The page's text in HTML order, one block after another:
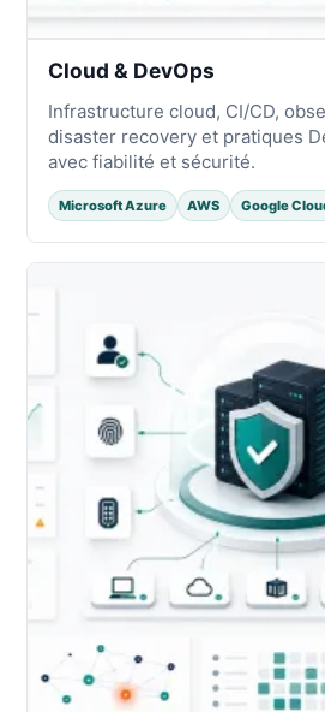
Cloud & DevOps
Infrastructure cloud, CI/CD,
disaster recovery et pratiques
avec fiabilité et sécurité.
Microsoft Azure AWS Google